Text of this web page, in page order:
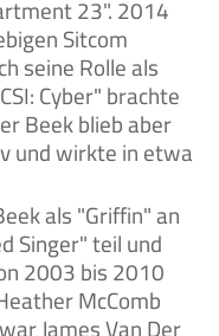
23". 2014
Sitcom
seine Rolle als
Cyber" brachte
Beek blieb aber
und wirkte in etwa
als "Griffin" an
Singer" teil und
2003 bis 2010
McComb